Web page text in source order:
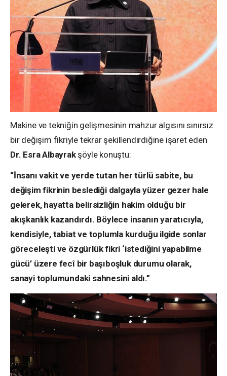
Makine ve tekniğin gelişmesinin mahzur algısını sınırsız
bir değişim fikriyle tekrar şekillendirdiğine işaret eden
Dr. Esra Albayrakşöyle konuştu:
“İnsanı vakit ve yerde tutan her türlü sabite, bu
değişim fikrinin beslediği dalgayla yüzer gezer hale
gelerek, hayatta belirsizliğin hakim olduğu bir
akışkanlık kazandırdı. Böylece insanın yaratıcıyla,
kendisiyle, tabiat ve toplumla kurduğu ilgide sonlar
göreceleşti ve özgürlük fikri ‘istediğini yapabilme
gücü’ üzere fecî bir başıboşluk durumu olarak,
sanayi toplumundaki sahnesini aldı.”